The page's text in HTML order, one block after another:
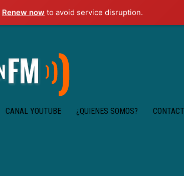
Renew now to avoid service disruption.
CANAL YOUTUBE ¿QUIENES SOMOS?